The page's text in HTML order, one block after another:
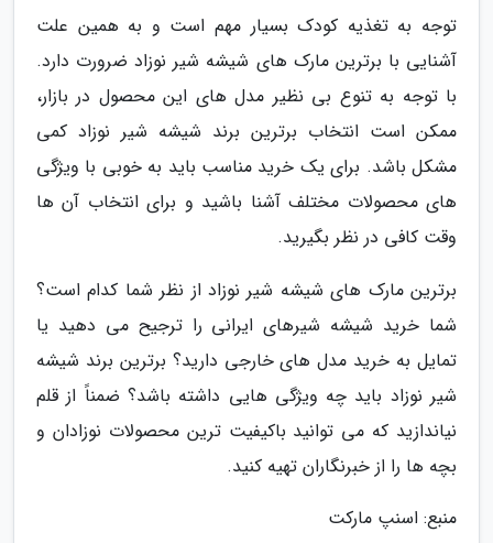
توجه به تغذیه کودک بسیار مهم است و به همین علت
آشنایی با برترین مارک های شیشه شیر نوزاد ضرورت دارد.
با توجه به تنوع بی نظیر مدل های این محصول در بازار،
ممکن است انتخاب برترین برند شیشه شیر نوزاد کمی
مشکل باشد. برای یک خرید مناسب باید به خوبی با ویژگی
های محصولات مختلف آشنا باشید و برای انتخاب آن ها
وقت کافی در نظر بگیرید.
برترین مارک های شیشه شیر نوزاد از نظر شما کدام است؟
شما خرید شیشه شیرهای ایرانی را ترجیح می دهید یا
تمایل به خرید مدل های خارجی دارید؟ برترین برند شیشه
شیر نوزاد باید چه ویژگی هایی داشته باشد؟ ضمناً از قلم
نیاندازید که می توانید باکیفیت ترین محصولات نوزادان و
بچه ها را از خبرنگاران تهیه کنید.
منبع: اسنپ مارکت